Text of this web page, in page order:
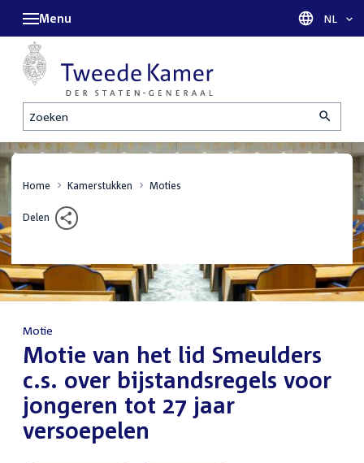
Zoeken
Menu Taal
NL
Home Kamerstukken Moties
Delen
Motie
:Motie van het lid Smeulders
c.s. over bijstandsregels voor
jongeren tot 27 jaar
versoepelen